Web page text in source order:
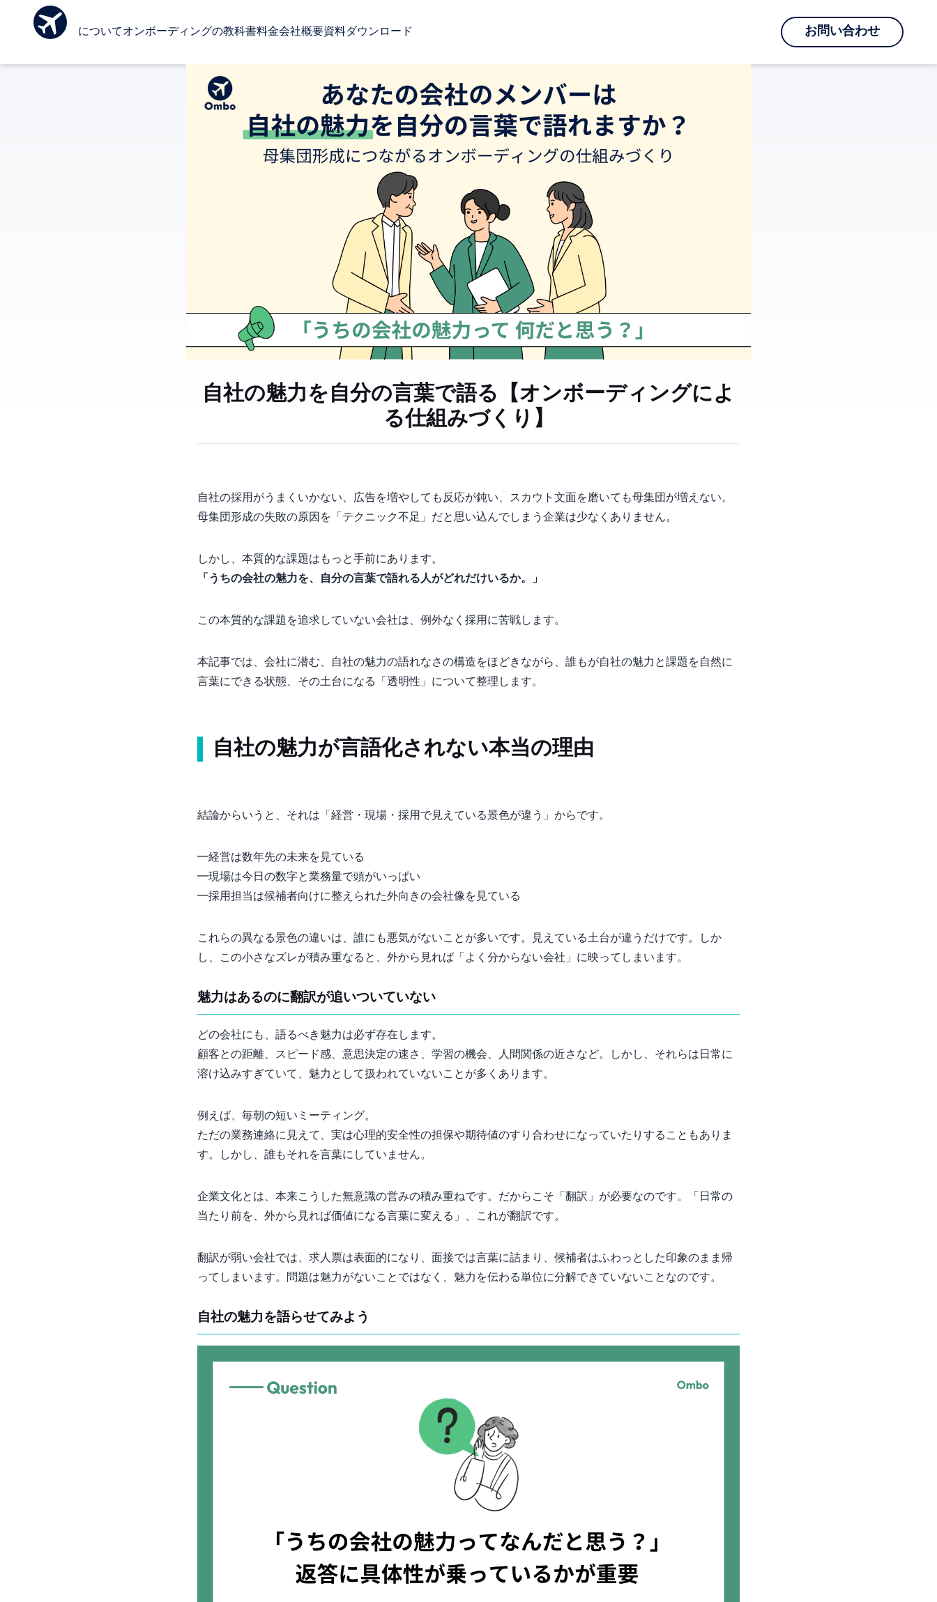
Ombo についてオンボーディングの教科書料金会社概要資料ダウンロード お問い合わせ
自社の魅力を自分の言葉で語る【オンボーディングによ
る仕組みづくり】
自社の採用がうまくいかない、広告を増やしても反応が鈍い、スカウト文面を磨いても母集団が増えない。
母集団形成の失敗の原因を「テクニック不足」だと思い込んでしまう企業は少なくありません。
しかし、本質的な課題はもっと手前にあります。
「うちの会社の魅力を、自分の言葉で語れる人がどれだけいるか。」
この本質的な課題を追求していない会社は、例外なく採用に苦戦します。
本記事では、会社に潜む、自社の魅力の”語れなさ”の構造をほどきながら、誰もが自社の魅力と課題を自然に
言葉にできる状態、その土台になる「透明性」について整理します。
自社の魅力が言語化されない本当の理由
結論からいうと、それは「経営・現場・採用で見えている景色が違う」からです。
━ 経営は数年先の未来を見ている
━ 現場は今日の数字と業務量で頭がいっぱい
━ 採用担当は候補者向けに整えられた“外向きの会社像”を見ている
これらの異なる景色の違いは、誰にも悪気がないことが多いです。見えている“土台”が違うだけです。しか
し、この小さなズレが積み重なると、外から見れば「よく分からない会社」に映ってしまいます。
魅力はあるのに“翻訳”が追いついていない
どの会社にも、語るべき魅力は必ず存在します。
顧客との距離、スピード感、意思決定の速さ、学習の機会、人間関係の近さなど。しかし、それらは日常に
溶け込みすぎていて、魅力として扱われていないことが多くあります。
例えば、毎朝の短いミーティング。
ただの業務連絡に見えて、実は“心理的安全性の担保”や“期待値のすり合わせ”になっていたりすることもありま
す。しかし、誰もそれを言葉にしていません。
企業文化とは、本来こうした“無意識の営み”の積み重ねです。だからこそ「翻訳」が必要なのです。「日常の
当たり前を、外から見れば価値になる言葉に変える」、これが翻訳です。
翻訳が弱い会社では、求人票は表面的になり、面接では言葉に詰まり、候補者は“ふわっとした印象”のまま帰
ってしまいます。問題は魅力がないことではなく、魅力を“伝わる単位”に分解できていないことなのです。
自社の魅力を語らせてみよう